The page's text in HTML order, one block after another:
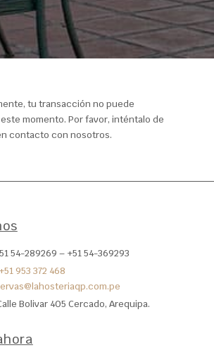
tu transacción no puede
momento. Por favor, inténtalo de
contacto con nosotros.
54-289269‬ – +51 54-369293‬
‪+51 953 372 468
Bolivar 405 Cercado, Arequipa.